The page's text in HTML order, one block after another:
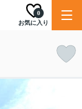
お気に入り
0